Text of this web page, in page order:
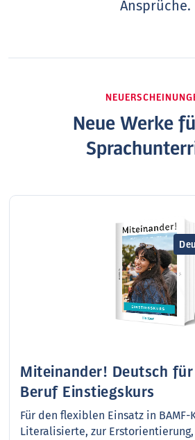
Ansprüche.
Neue Werke
Miteinander! Deutsch
Beruf Einstiegskurs
Für den flexiblen Einsatz in BAMF-
Literalisierte, zur